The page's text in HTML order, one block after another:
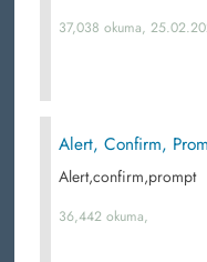
37,038 okuma,
Alert, Confirm,
Alert,confirm,prompt
36,442 okuma,